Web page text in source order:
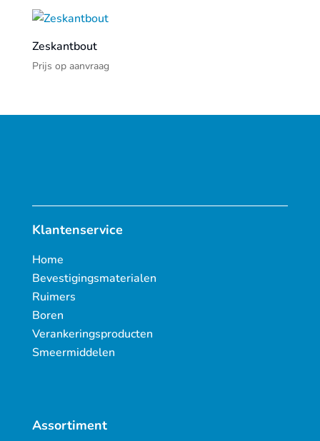
Zeskantbout
Prijs op aanvraag
Klantenservice
Home
Bevestigingsmaterialen
Ruimers
Boren
Verankeringsproducten
Smeermiddelen
Assortiment